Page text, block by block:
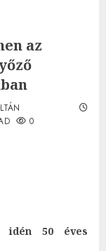
az
0
idén 50 éves